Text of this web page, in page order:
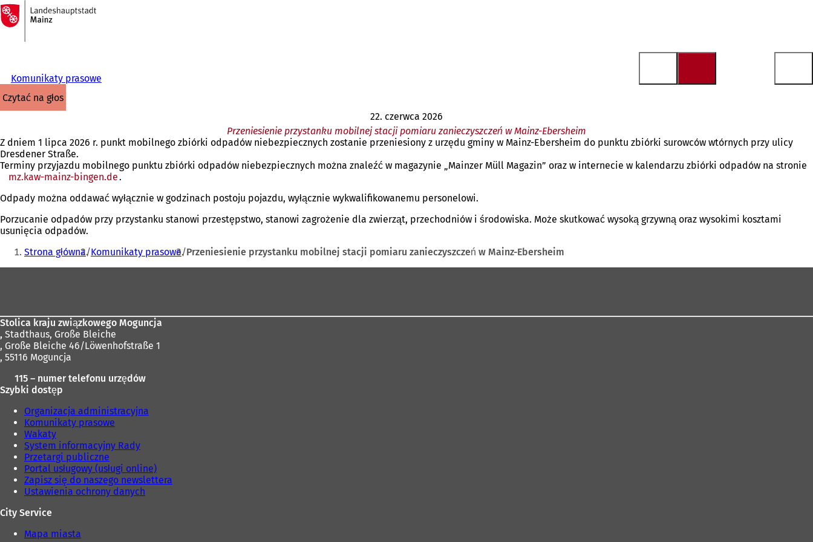
Przejdź do treści
Do
strony
głównej
Komunikaty prasowe
czytać na głos
22. czerwca 2026
Przeniesienie przystanku mobilnej stacji pomiaru zanieczyszczeń w Mainz-Ebersheim
Z dniem 1 lipca 2026 r. punkt mobilnego zbiórki odpadów niebezpiecznych zostanie przeniesiony z urzędu gminy w Mainz-Ebersheim do punktu zbiórki surowców wtórnych przy ulicy
Dresdener Straße.
Terminy przyjazdu mobilnego punktu zbiórki odpadów niebezpiecznych można znaleźć w magazynie „Mainzer Müll Magazin” oraz w internecie w kalendarzu zbiórki odpadów na stronie
mz.kaw-mainz-bingen.de(Otwiera
w
karcie)
.
Odpady można oddawać wyłącznie w godzinach postoju pojazdu, wyłącznie wykwalifikowanemu personelowi.
Porzucanie odpadów przy przystanku stanowi przestępstwo, stanowi zagrożenie dla zwierząt, przechodniów i środowiska. Może skutkować wysoką grzywną oraz wysokimi kosztami
usunięcia odpadów.
Jesteś
tutaj:
Strona główna Komunikaty prasowe Przeniesienie przystanku mobilnej stacji pomiaru zanieczyszczeń w Mainz-Ebersheim
Stolica kraju związkowego Moguncja
, Stadthaus, Große Bleiche
, Große Bleiche 46/Löwenhofstraße 1
, 55116 Moguncja
115 – numer telefonu urzędów
Szybki dostęp
Organizacja administracyjna
Komunikaty prasowe
Wakaty
System informacyjny Rady
Przetargi publiczne
Portal usługowy (usługi online)
Zapisz się do naszego newslettera
Ustawienia ochrony danych
City Service
Mapa miasta